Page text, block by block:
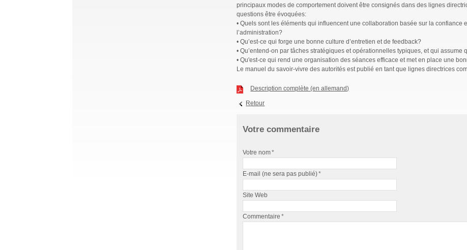
principaux modes de comportement doivent être consignés dans des lignes
questions être évoquées:
• Quels sont les éléments qui influencent une collaboration basée sur la confiance
l’administration?
• Qu’est-ce qui forge une bonne culture d’entretien et de feedback?
• Qu’entend-on par tâches stratégiques et opérationnelles typiques, et qui assume
• Qu'est-ce qui rend une organisation des séances efficace et met en place une
Le manuel du savoir-vivre des autorités est publié en tant que lignes directrices
Description complète (en allemand)
Retour
Votre commentaire
Votre nom*
E-mail (ne sera pas publié)*
Site Web
Commentaire *